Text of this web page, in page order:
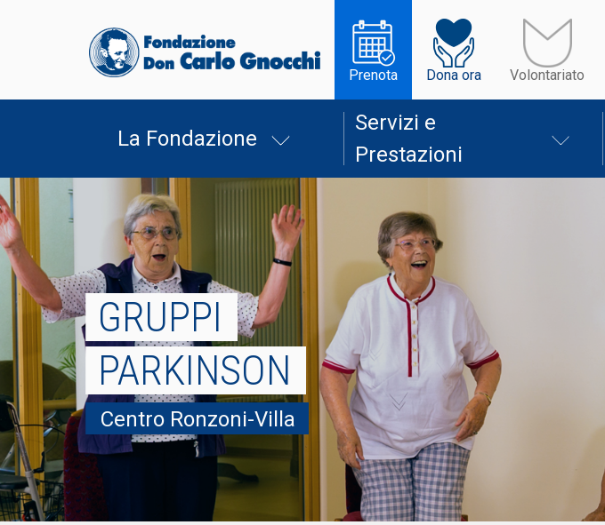
Prenota Dona ora Volontariato
La Fondazione
Servizi e
Prestazioni
GRUPPI
PARKINSON
Centro Ronzoni-Villa